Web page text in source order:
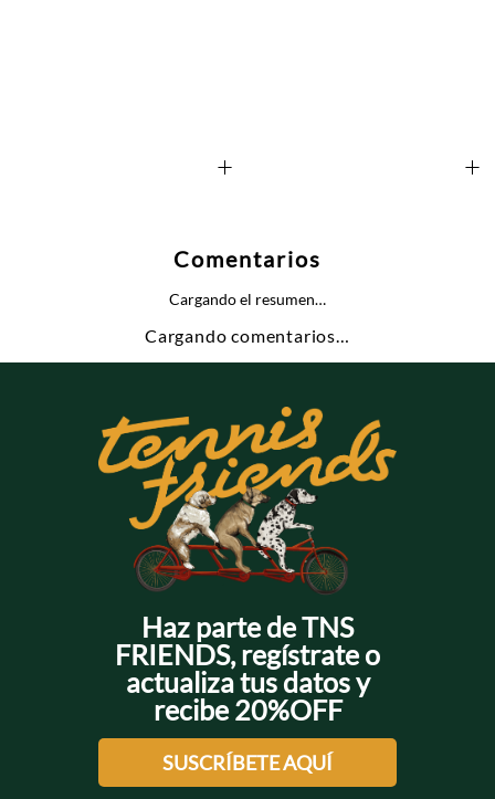
+ +
Comentarios
Cargando el resumen…
Cargando comentarios…
Haz parte de TNS
FRIENDS, regístrate o
actualiza tus datos y
recibe 20%OFF
SUSCRÍBETE AQUÍ